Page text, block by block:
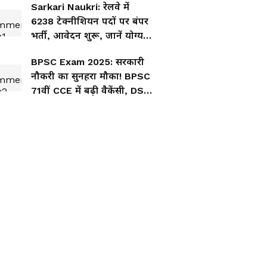
Sarkari Naukri: रेलवे में
6238 टेक्नीशियन पदों पर बंपर
भर्ती, आवेदन शुरू, जानें योग्यता
BPSC Exam 2025: सरकारी
नौकरी का सुनहरा मौका! BPSC
71वीं CCE में बढ़ी वैकेंसी, DSP